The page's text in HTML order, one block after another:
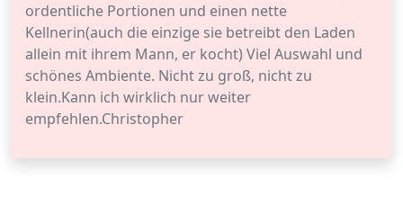
ordentliche Portionen und einen nette
Kellnerin(auch die einzige sie betreibt den Laden
allein mit ihrem Mann, er kocht) Viel Auswahl und
schönes Ambiente. Nicht zu groß, nicht zu
klein.Kann ich wirklich nur weiter
empfehlen.Christopher